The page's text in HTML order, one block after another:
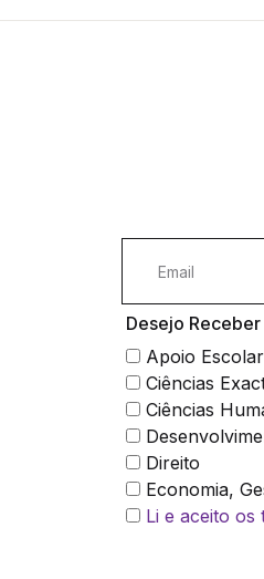
Desejo
Apoio Escolar
Ciências
Ciências
Direito
Economia,
Li e aceito os